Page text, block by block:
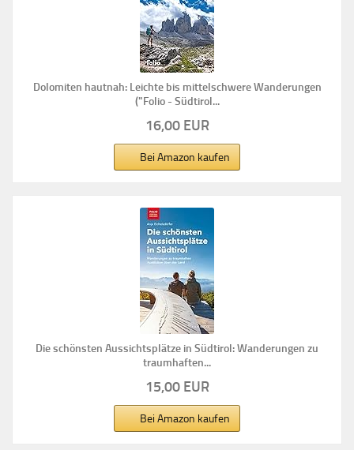
Dolomiten hautnah: Leichte bis mittelschwere Wanderungen
("Folio - Südtirol...
16,00 EUR
Bei Amazon kaufen
Die schönsten Aussichtsplätze in Südtirol: Wanderungen zu
traumhaften...
15,00 EUR
Bei Amazon kaufen